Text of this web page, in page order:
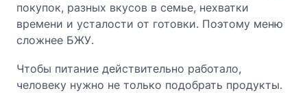
покупок, разных вкусов в семье, нехватки
времени и усталости от готовки. Поэтому меню
сложнее БЖУ.
Чтобы питание действительно работало,
человеку нужно не только подобрать продукты.